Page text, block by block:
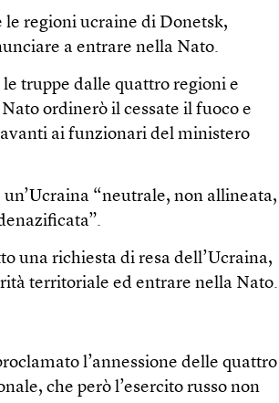
regioni ucraine di Donetsk,
a entrare nella Nato.
truppe dalle quattro regioni e
ordinerò il cessate il fuoco e
ai funzionari del ministero
“neutrale, non allineata,
una richiesta di resa dell’Ucraina,
territoriale ed entrare nella Nato.
l’annessione delle quattro
che però l’esercito russo non